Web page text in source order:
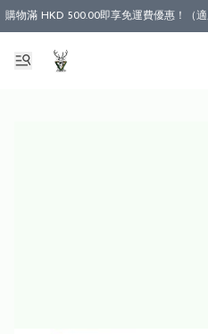
購物滿 HKD 500.00即享免運費優惠！（